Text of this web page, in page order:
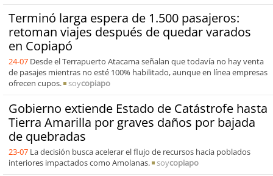
Terminó larga espera de 1.500 pasajeros:
retoman viajes después de quedar varados
en Copiapó
24-07 Desde el Terrapuerto Atacama señalan que todavía no hay venta
de pasajes mientras no esté 100% habilitado, aunque en línea empresas
ofrecen cupos.
soycopiapo
Gobierno extiende Estado de Catástrofe hasta
Tierra Amarilla por graves daños por bajada
de quebradas
23-07 La decisión busca acelerar el flujo de recursos hacia poblados
interiores impactados como Amolanas.
soycopiapo